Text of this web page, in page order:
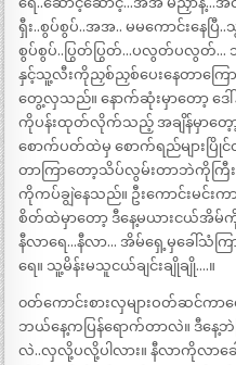
ရှီး..စွပ်စွပ်..အအ.. မမကောင်းနေပ
စွပ်စွပ်..ပြွတ်ပြွတ်…ပလွတ်ပလွတ်
နှင့်သူ့လီးကိုညှစ်ညှစ်ပေးနေတာကြော
တွေ့လှသည်။ နောက်ဆုံးမှာတော့
ကိုပန်းထုတ်လိုက်သည့် အချိန်မှာတေ့ာ့ ဒ
စောက်ပတ်ထဲမှ စောက်ရည်များ
တာကြာတော့သိပ်လွမ်းတာဘဲကိုကြီးရ
ကိုကပ်ချွဲနေသည်။ ဦးကောင်းမင်း
စိတ်ထဲမှာတော့ ဒီနေ့မယားငယ်အိ
နီလာရေ…နီလာ… အိမ်ရှေ့မှခေါ်သံက
ရေ။ သူ့မိန်းမသူငယ်ချင်းချိုချို….။
၀တ်ကောင်းစားလှများဝတ်ဆင်ကာရ
ဘယ်နေ့ကပြန်ရောက်တာလဲ။ ဒီနေ့
လဲ..လှလို့ပလို့ပါလား။ နီလာကိုလာခေ